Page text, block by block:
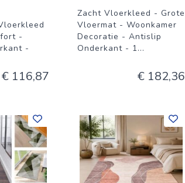
-
-
€ 116,87
Zacht Vloerkleed - Grote
Vloermat - Woonkamer
Decoratie - Antislip
Onderkant - 1...
€ 182,36